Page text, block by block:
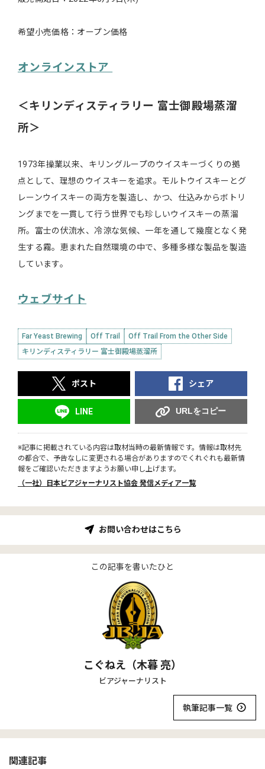
希望⼩売価格：オープン価格
オンラインストア
＜キリンディスティラリー 富⼠御殿場蒸溜
所＞
1973年操業以来、キリングループのウイスキーづくりの拠
点として、理想のウイスキーを追求。モルトウイスキーとグ
レーンウイスキーの両⽅を製造し、かつ、仕込みからボトリ
ングまでを⼀貫して⾏う世界でも珍しいウイスキーの蒸溜
所。富⼠の伏流⽔、冷涼な気候、⼀年を通して幾度となく発
⽣する霧。恵まれた⾃然環境の中で、多種多様な製品を製造
しています。
ウェブサイト
Far Yeast Brewing Off Trail
Off Trail From the Other Side
キリンディスティラリー 富⼠御殿場蒸溜所
ポスト シェア
LINE URLをコピー
※記事に掲載されている内容は取材当時の最新情報です。情報は取材先
の都合で、予告なしに変更される場合がありますのでくれぐれも最新情
報をご確認いただきますようお願い申し上げます。
（一社）日本ビアジャーナリスト協会 発信メディア一覧
お問い合わせはこちら
この記事を書いたひと
こぐねえ（木暮 亮）
ビアジャーナリスト
執筆記事一覧
関連記事